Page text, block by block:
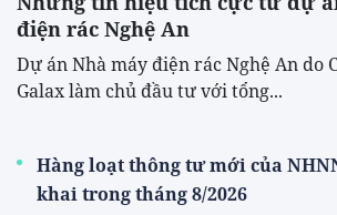
điện rác Nghệ An
Dự án Nhà máy điện rác Nghệ An do
Galax làm chủ đầu tư với tổng...
Hàng loạt thông tư mới của
khai trong tháng 8/2026